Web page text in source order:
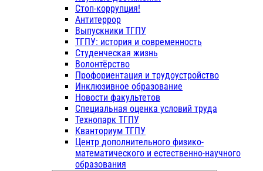
Стоп-коррупция!
Антитеррор
Выпускники ТГПУ
ТГПУ: история и современность
Студенческая жизнь
Волонтёрство
Профориентация и трудоустройство
Инклюзивное образование
Новости факультетов
Специальная оценка условий труда
Технопарк ТГПУ
Кванториум ТГПУ
Центр дополнительного физико-
математического и естественно-научного
образования